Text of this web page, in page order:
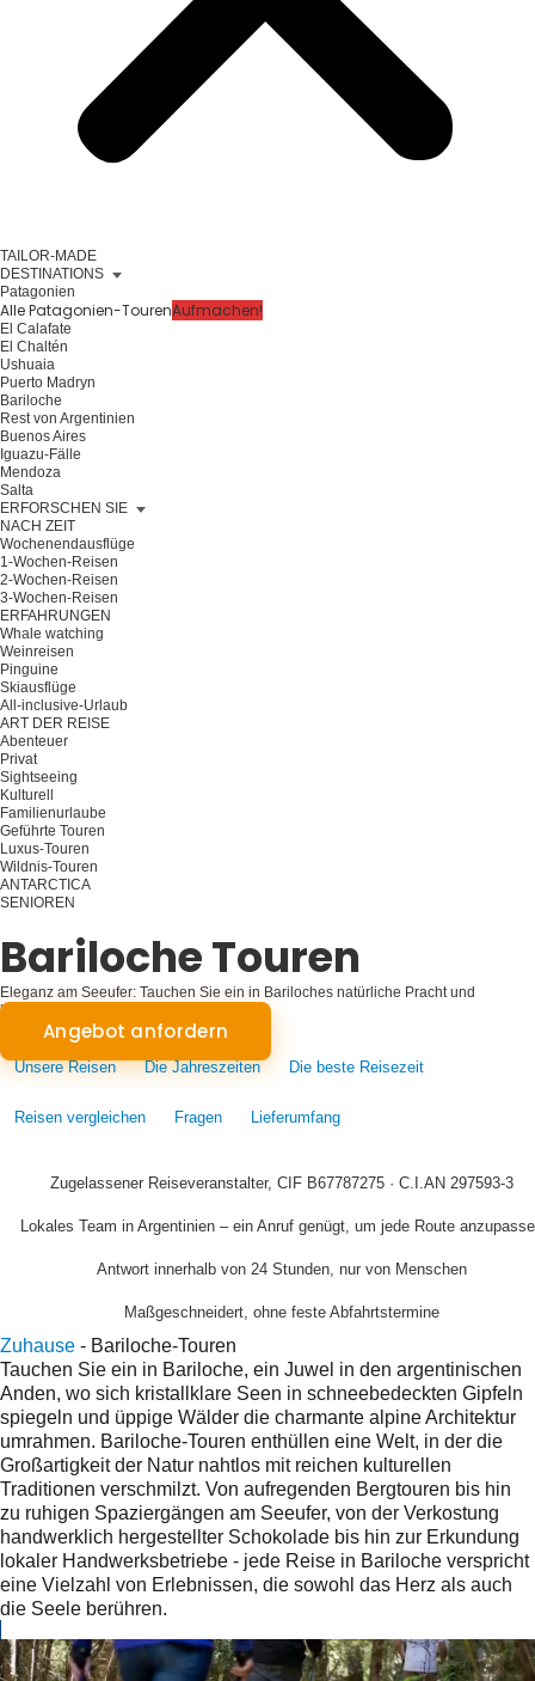
TAILOR-MADE
DESTINATIONS
Patagonien
Alle Patagonien-TourenAufmachen!
El Calafate
El Chaltén
Ushuaia
Puerto Madryn
Bariloche
Rest von Argentinien
Buenos Aires
Iguazu-Fälle
Mendoza
Salta
ERFORSCHEN SIE
NACH ZEIT
Wochenendausflüge
1-Wochen-Reisen
2-Wochen-Reisen
3-Wochen-Reisen
ERFAHRUNGEN
Whale watching
Weinreisen
Pinguine
Skiausflüge
All-inclusive-Urlaub
ART DER REISE
Abenteuer
Privat
Sightseeing
Kulturell
Familienurlaube
Geführte Touren
Luxus-Touren
Wildnis-Touren
ANTARCTICA
SENIOREN
Bariloche Touren
Eleganz am Seeufer: Tauchen Sie ein in Bariloches natürliche Pracht und
kulturellen Charme
Angebot anfordern
Unsere Reisen Die Jahreszeiten Die beste Reisezeit
Reisen vergleichen Fragen Lieferumfang
Zugelassener Reiseveranstalter, CIF B67787275 · C.I.AN 297593-3
Lokales Team in Argentinien – ein Anruf genügt, um jede Route
Antwort innerhalb von 24 Stunden, nur von Menschen
Maßgeschneidert, ohne feste Abfahrtstermine
Zuhause - Bariloche-Touren
Tauchen Sie ein in Bariloche, ein Juwel in den argentinischen
Anden, wo sich kristallklare Seen in schneebedeckten Gipfeln
spiegeln und üppige Wälder die charmante alpine Architektur
umrahmen. Bariloche-Touren enthüllen eine Welt, in der die
Großartigkeit der Natur nahtlos mit reichen kulturellen
Traditionen verschmilzt. Von aufregenden Bergtouren bis hin
zu ruhigen Spaziergängen am Seeufer, von der Verkostung
handwerklich hergestellter Schokolade bis hin zur Erkundung
lokaler Handwerksbetriebe - jede Reise in Bariloche verspricht
eine Vielzahl von Erlebnissen, die sowohl das Herz als auch
die Seele berühren.